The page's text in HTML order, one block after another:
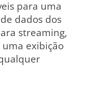
para uma
dados dos
streaming,
exibição